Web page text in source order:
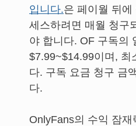
입니다.은 페이월 뒤에
세스하려면 매월 청구
야 합니다. OF 구독의
$7.99~$14.99이며, 최
다. 구독 요금 청구 금
다.
OnlyFans의 수익 잠